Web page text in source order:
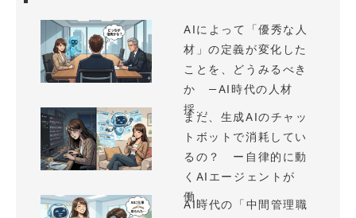
AIによって「優秀な人
材」の定義が変化した
ことを、どうみるべき
か —AI時代の人材
採...
まだ、生成AIのチャッ
トボットで消耗してい
るの？ ー自律的に動
くAIエージェントが
働...
AI時代の「中間管理職